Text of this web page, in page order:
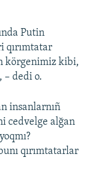
Putin
qırımtatar
körgenimiz kibi,
– dedi o.
insanlarnıñ
cedvelge alğan
qırımtatarlar